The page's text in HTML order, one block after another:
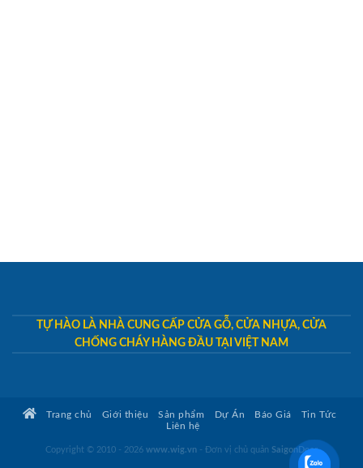
TỰ HÀO LÀ NHÀ CUNG CẤP CỬA GỖ, CỬA NHỰA, CỬA
CHỐNG CHÁY HÀNG ĐẦU TẠI VIỆT NAM
Trang chủ Giới thiệu Sản phẩm Dự Án Báo Giá
Tin Tức
Liên hệ
Copyright © 2010 - 2026 www.wig.vn - Đơn vị chủ quản SaigonDoor